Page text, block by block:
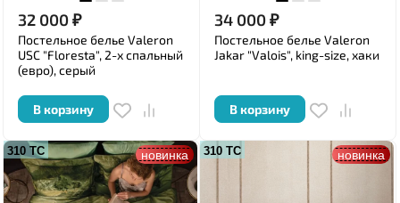
32 000₽
Постельное белье Valeron
USC "Floresta", 2-х спальный
(евро), серый
В корзину
34 000₽
Постельное белье Valeron
Jakar "Valois", king-size, хаки
В корзину
310 ТС новинка 310 ТС новинка